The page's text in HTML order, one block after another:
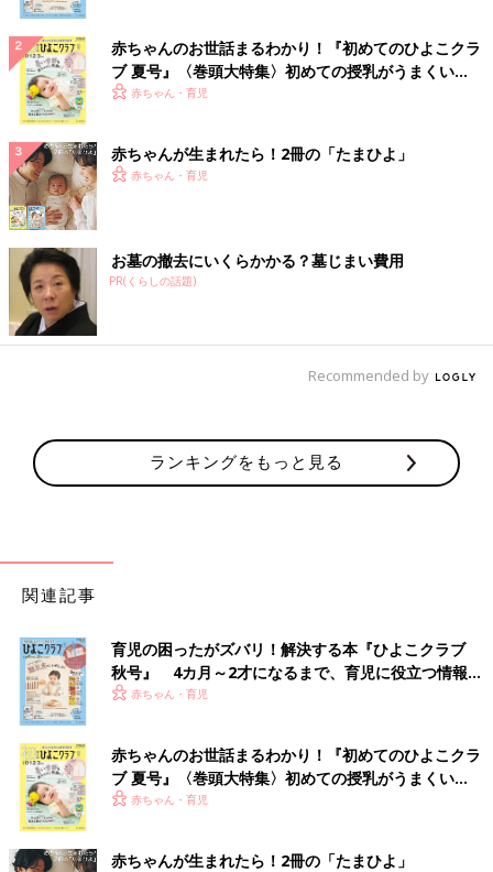
赤ちゃんのお世話まるわかり！『初めてのひよこクラ
ブ 夏号』〈巻頭大特集〉初めての授乳がうまくい
く！ おっぱい・ミルクの基本と夏のトラブル 解決テ
赤ちゃん・育児
赤ちゃんが生まれたら！2冊の「たまひよ」
赤ちゃん・育児
お墓の撤去にいくらかかる？墓じまい費用
PR(くらしの話題)
Recommended by
ランキングをもっと見る
関連記事
育児の困ったがズバリ！解決する本『ひよこクラブ
秋号』 4カ月～2才になるまで、育児に役立つ情報が
いっぱい！
赤ちゃん・育児
赤ちゃんのお世話まるわかり！『初めてのひよこクラ
ブ 夏号』〈巻頭大特集〉初めての授乳がうまくい
く！ おっぱい・ミルクの基本と夏のトラブル 解決テ
赤ちゃん・育児
赤ちゃんが生まれたら！2冊の「たまひよ」